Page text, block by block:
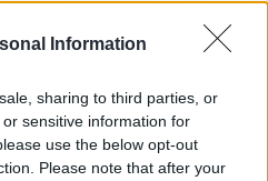
Information
sharing to third parties, or
sensitive information for
use the below opt-out
Please note that after your